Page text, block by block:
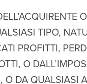
TIPO,
PROFITTI,
O
DA QUALSIASI